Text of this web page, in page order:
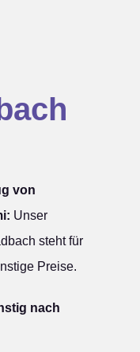
von
Unser
steht für
Preise.
nach